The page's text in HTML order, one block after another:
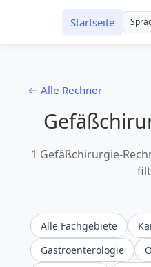
Startseite
← Alle Rechner
1 Gefäßchirurgie-
Alle Fachgebiete
Gastroenterologie